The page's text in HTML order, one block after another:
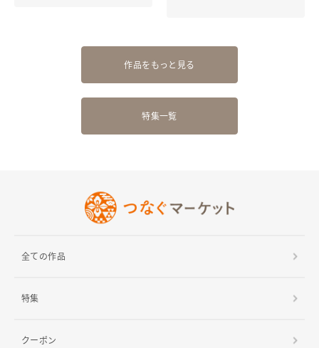
作品をもっと見る
特集一覧
全ての作品
特集
クーポン